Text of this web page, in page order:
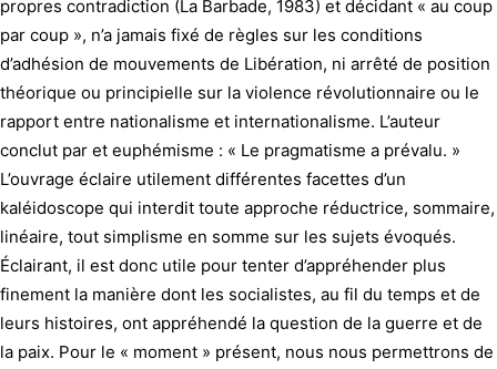
propres contradiction (La Barbade, 1983) et décidant « au coup
par coup », n’a jamais fixé de règles sur les conditions
d’adhésion de mouvements de Libération, ni arrêté de position
théorique ou principielle sur la violence révolutionnaire ou le
rapport entre nationalisme et internationalisme. L’auteur
conclut par et euphémisme : « Le pragmatisme a prévalu. »
L’ouvrage éclaire utilement différentes facettes d’un
kaléidoscope qui interdit toute approche réductrice, sommaire,
linéaire, tout simplisme en somme sur les sujets évoqués.
Éclairant, il est donc utile pour tenter d’appréhender plus
finement la manière dont les socialistes, au fil du temps et de
leurs histoires, ont appréhendé la question de la guerre et de
la paix. Pour le « moment » présent, nous nous permettrons de